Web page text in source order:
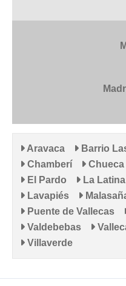
Aravaca Barrio
Chamberí
Chueca
El Pardo
La Latina
Lavapiés
Puente de Vallecas
Valdebebas
Villaverde